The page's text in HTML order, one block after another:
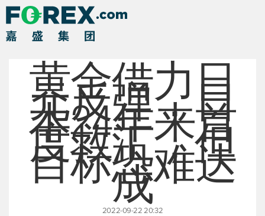
黄金借力日
元反弹，日
本24年来首
度救汇，但
目标恐难达
成
2022-09-22 20:32